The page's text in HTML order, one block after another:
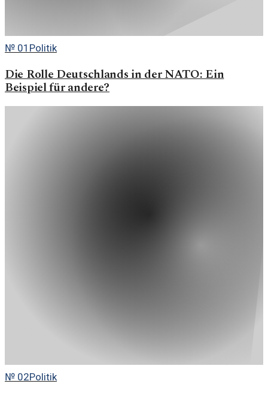
№ 01 Politik
Die Rolle Deutschlands in der NATO: Ein
Beispiel für andere?
№ 02Politik